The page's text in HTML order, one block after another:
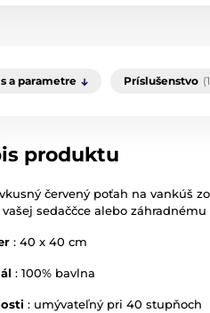
a parametre Príslušenstvo
produktu
červený poťah na vankúš
sedaččce alebo
: 40 x 40 cm
: 100% bavlna
: umývateľný pri 40 stupňoch